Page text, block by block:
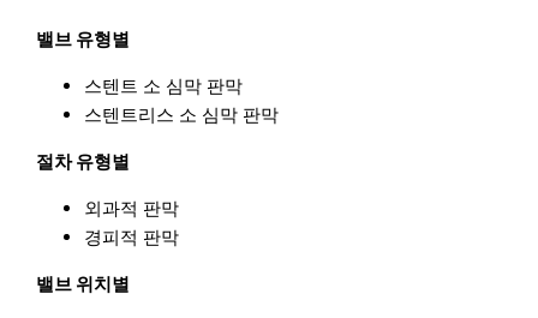
밸브 유형별
스텐트 소 심막 판막
스텐트리스 소 심막 판막
절차 유형별
외과적 판막
경피적 판막
밸브 위치별